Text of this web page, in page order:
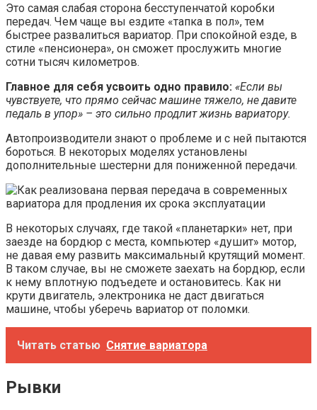
Это самая слабая сторона бесступенчатой коробки
передач. Чем чаще вы ездите «тапка в пол», тем
быстрее развалиться вариатор. При спокойной езде, в
стиле «пенсионера», он сможет прослужить многие
сотни тысяч километров.
Главное для себя усвоить одно правило: «Если вы
чувствуете, что прямо сейчас машине тяжело, не давите
педаль в упор» – это сильно продлит жизнь вариатору.
Автопроизводители знают о проблеме и с ней пытаются
бороться. В некоторых моделях установлены
дополнительные шестерни для пониженной передачи.
В некоторых случаях, где такой «планетарки» нет, при
заезде на бордюр с места, компьютер «душит» мотор,
не давая ему развить максимальный крутящий момент.
В таком случае, вы не сможете заехать на бордюр, если
к нему вплотную подъедете и остановитесь. Как ни
крути двигатель, электроника не даст двигаться
машине, чтобы уберечь вариатор от поломки.
Читать статью Снятие вариатора
Рывки